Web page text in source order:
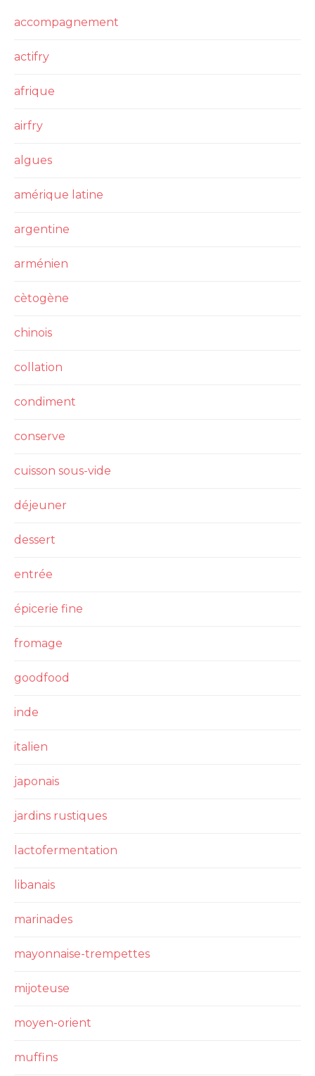
accompagnement
actifry
afrique
airfry
algues
amérique latine
argentine
arménien
cètogène
chinois
collation
condiment
conserve
cuisson sous-vide
déjeuner
dessert
entrée
épicerie fine
fromage
goodfood
inde
italien
japonais
jardins rustiques
lactofermentation
libanais
marinades
mayonnaise-trempettes
mijoteuse
moyen-orient
muffins